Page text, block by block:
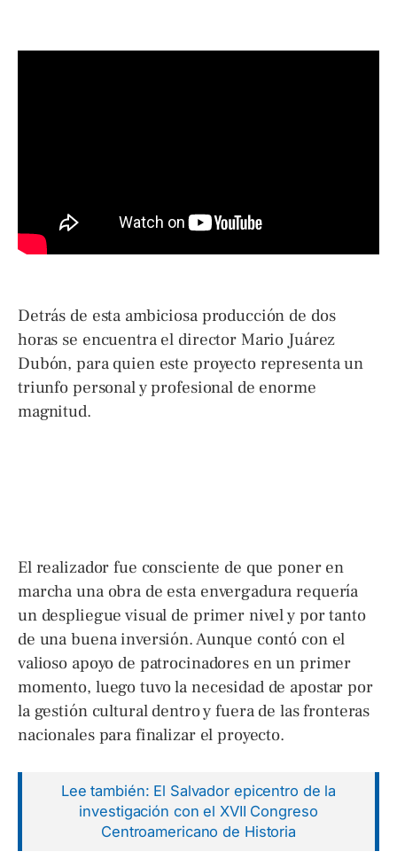
Detrás de esta ambiciosa producción de dos
horas se encuentra el director Mario Juárez
Dubón, para quien este proyecto representa un
triunfo personal y profesional de enorme
magnitud.
El realizador fue consciente de que poner en
marcha una obra de esta envergadura requería
un despliegue visual de primer nivel y por tanto
de una buena inversión. Aunque contó con el
valioso apoyo de patrocinadores en un primer
momento, luego tuvo la necesidad de apostar por
la gestión cultural dentro y fuera de las fronteras
nacionales para finalizar el proyecto.
Lee también: El Salvador epicentro de la
investigación con el XVII Congreso
Centroamericano de Historia